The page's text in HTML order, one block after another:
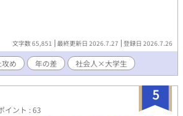
文字数 65,851 最終更新日 2026.7.27 登録日 2026.7.26
め 年の差 社会人×大学生
5
イント : 63